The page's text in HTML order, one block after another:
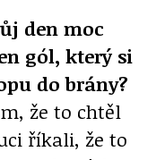
den moc
gól, který si
do brány?
že to chtěl
říkali, že to